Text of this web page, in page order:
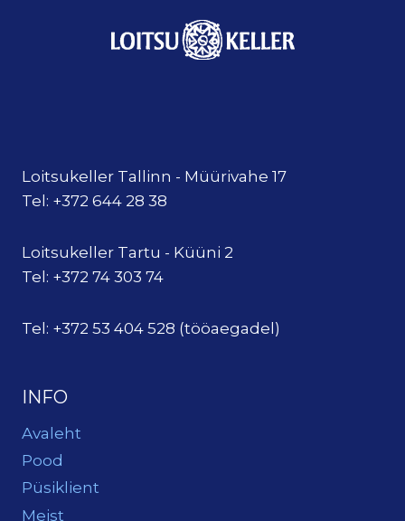
Loitsukeller Tallinn - Müürivahe 17
Tel: +372 644 28 38
Loitsukeller Tartu - Küüni 2
Tel: +372 74 303 74
Tel: +372 53 404 528 (tööaegadel)
INFO
Avaleht
Pood
Püsiklient
Meist